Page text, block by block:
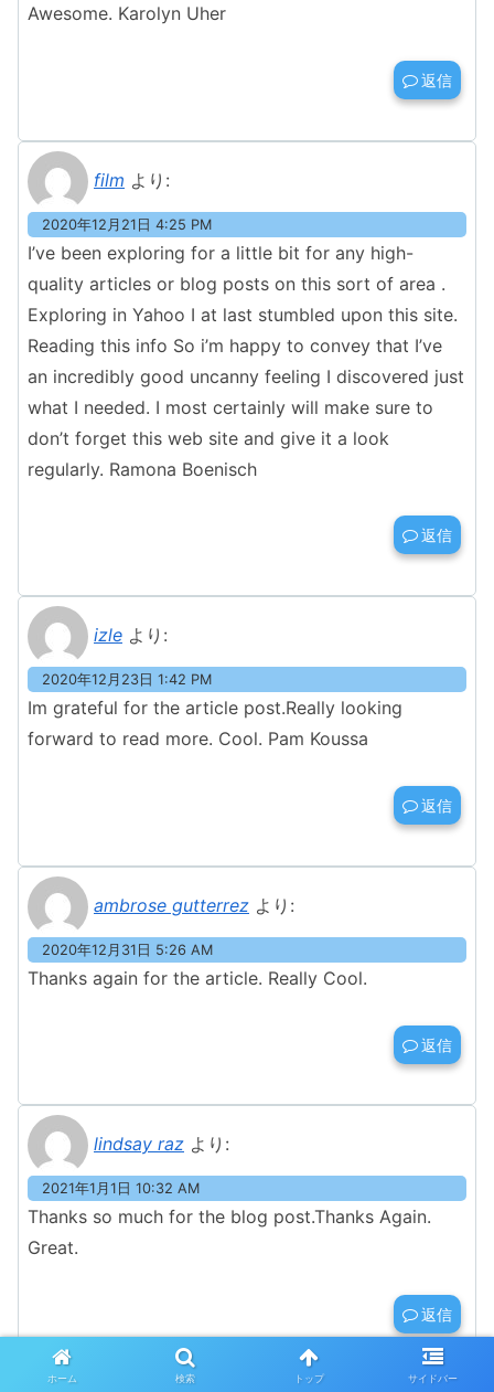
Awesome. Karolyn Uher
返信
film より:
2020年12月21日 4:25 PM
I’ve been exploring for a little bit for any high-
quality articles or blog posts on this sort of area .
Exploring in Yahoo I at last stumbled upon this site.
Reading this info So i’m happy to convey that I’ve
an incredibly good uncanny feeling I discovered just
what I needed. I most certainly will make sure to
don’t forget this web site and give it a look
regularly. Ramona Boenisch
返信
izle より:
2020年12月23日 1:42 PM
Im grateful for the article post.Really looking
forward to read more. Cool. Pam Koussa
返信
ambrose gutterrez より:
2020年12月31日 5:26 AM
Thanks again for the article. Really Cool.
返信
lindsay raz より:
2021年1月1日 10:32 AM
Thanks so much for the blog post.Thanks Again.
Great.
返信
ホーム 検索 トップ サイドバー